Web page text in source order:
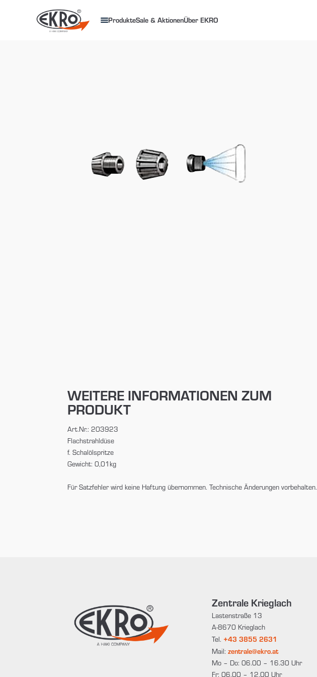
ProdukteSale & AktionenÜber EKRO
WEITERE INFORMATIONEN ZUM
PRODUKT
Art.Nr.: 203923
Flachstrahldüse
f. Schalölspritze
Gewicht: 0,01kg
Für Satzfehler wird keine Haftung übernommen. Technische Änderungen vorbehalten.
Zentrale Krieglach
Lastenstraße 13
A-8670 Krieglach
Tel. +43 3855 2631
Mail:zentrale@ekro.at
Mo – Do: 06.00 – 16.30 Uhr
Fr: 06.00 – 12.00 Uhr